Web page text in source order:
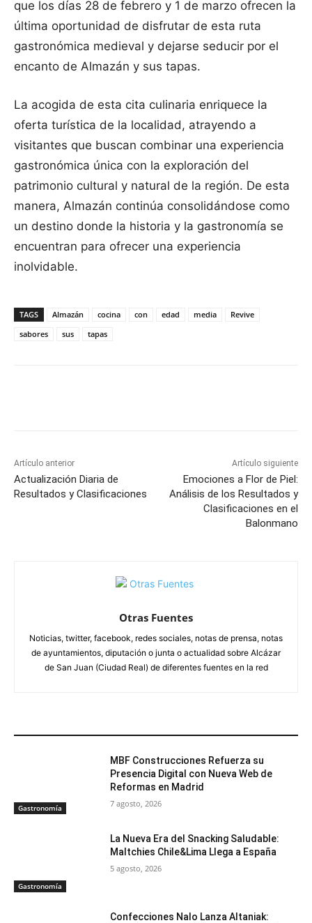
que los días 28 de febrero y 1 de marzo ofrecen la
última oportunidad de disfrutar de esta ruta
gastronómica medieval y dejarse seducir por el
encanto de Almazán y sus tapas.
La acogida de esta cita culinaria enriquece la
oferta turística de la localidad, atrayendo a
visitantes que buscan combinar una experiencia
gastronómica única con la exploración del
patrimonio cultural y natural de la región. De esta
manera, Almazán continúa consolidándose como
un destino donde la historia y la gastronomía se
encuentran para ofrecer una experiencia
inolvidable.
TAGS Almazán cocina con edad media
Revive
sabores
sus tapas
Artículo anterior
Actualización Diaria de
Resultados y Clasificaciones
Artículo siguiente
Emociones a Flor de Piel:
Análisis de los Resultados y
Clasificaciones en el
Balonmano
Otras Fuentes
Noticias, twitter, facebook, redes sociales, notas de prensa, notas
de ayuntamientos, diputación o junta o actualidad sobre Alcázar
de San Juan (Ciudad Real) de diferentes fuentes en la red
Gastronomía
MBF Construcciones Refuerza su
Presencia Digital con Nueva Web de
Reformas en Madrid
7 agosto, 2026
Gastronomía
La Nueva Era del Snacking Saludable:
Maltchies Chile&Lima Llega a España
5 agosto, 2026
Confecciones Nalo Lanza Altaniak: